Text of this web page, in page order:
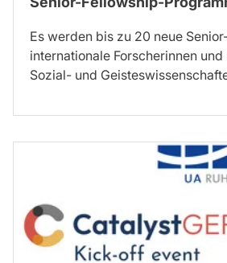
Es werden bis zu 20 neue
internationale Forscherinnen
Sozial- und